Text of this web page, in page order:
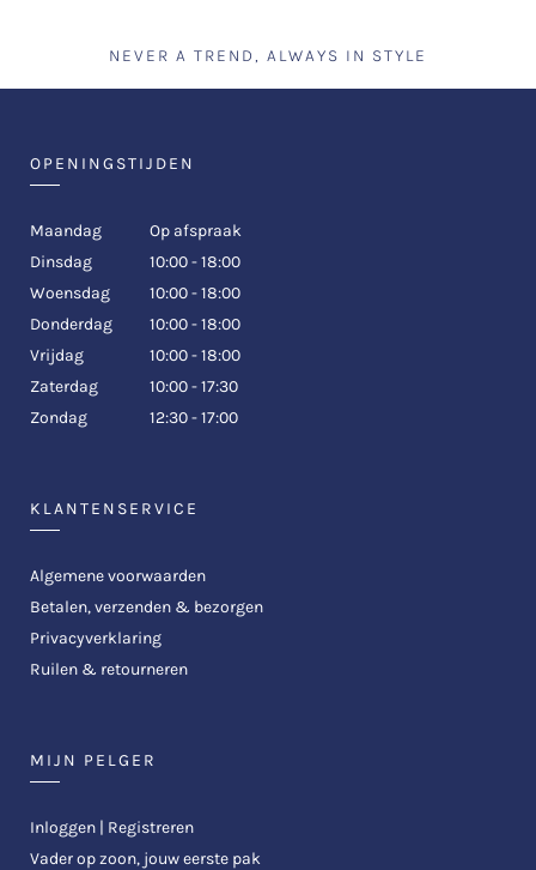
NEVER A TREND, ALWAYS IN STYLE
OPENINGSTIJDEN
Maandag
Op afspraak
Dinsdag
10:00 - 18:00
Woensdag
10:00 - 18:00
Donderdag
10:00 - 18:00
Vrijdag
10:00 - 18:00
Zaterdag
10:00 - 17:30
Zondag
12:30 - 17:00
KLANTENSERVICE
Algemene voorwaarden
Betalen, verzenden & bezorgen
Privacyverklaring
Ruilen & retourneren
MIJN PELGER
Inloggen | Registreren
Vader op zoon, jouw eerste pak